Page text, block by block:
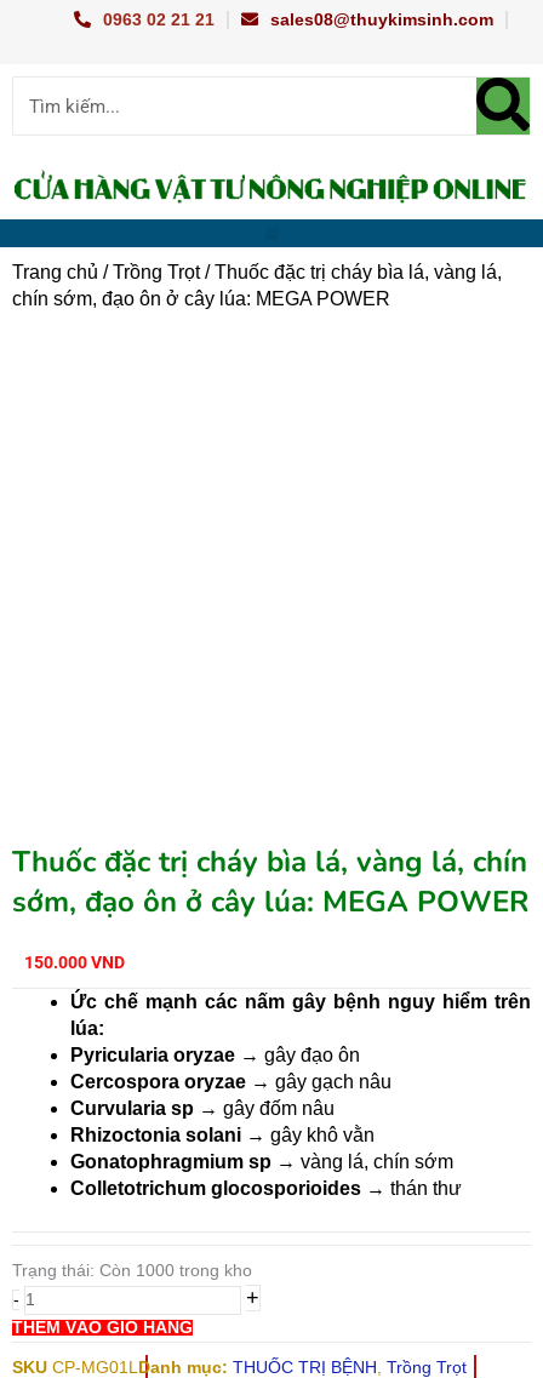
0963 02 21 21 sales08@thuykimsinh.com
Trang chủ /Trồng Trọt/ Thuốc đặc trị cháy bìa lá, vàng lá,
chín sớm, đạo ôn ở cây lúa: MEGA POWER
Thuốc đặc trị cháy bìa lá, vàng lá, chín
sớm, đạo ôn ở cây lúa: MEGA POWER
150.000VND
Ức chế mạnh các nấm gây bệnh nguy hiểm trên
lúa:
Pyricularia oryzae → gây đạo ôn
Cercospora oryzae → gây gạch nâu
Curvularia sp → gây đốm nâu
Rhizoctonia solani → gây khô vằn
Gonatophragmium sp → vàng lá, chín sớm
Colletotrichum glocosporioides → thán thư
Trạng thái: Còn 1000 trong kho
-
đặc
trị
cháy
+
THÊM VÀO GIỎ HÀNG
SKU CP-MG01L Danh mục: THUỐC TRỊ BỆNH , Trồng Trọt